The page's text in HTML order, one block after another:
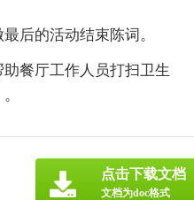
后的活动结束陈词。
餐厅工作人员打扫卫生
点击下载文档
文档为doc格式